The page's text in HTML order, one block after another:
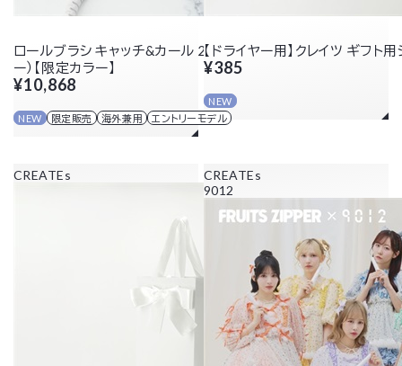
ロールブラシ キャッチ&カール 26mm（パールラベンダ
ー）【限定カラー】
¥10,868
NEW 限定販売 海外兼用 エントリーモデル
【ドライヤー用】クレイツ ギフト
¥385
NEW
CREATEs
CREATEs
9012